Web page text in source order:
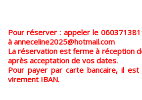
Pour réserver : appeler le
à anneceline2025@hotmail.com
La réservation est ferme à réception
après acceptation de vos dates.
Pour payer par carte bancaire, il
virement IBAN.